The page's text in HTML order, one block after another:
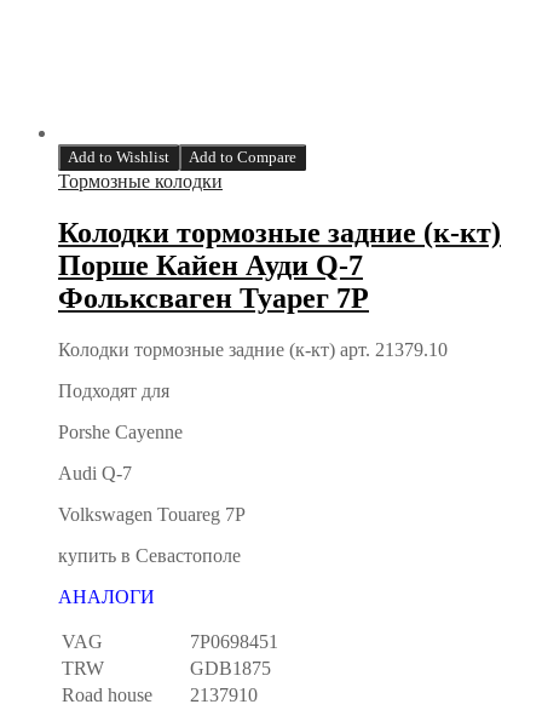
Add to Wishlist Add to Compare
Тормозные колодки
Колодки тормозные задние (к-кт)
Порше Кайен Ауди Q-7
Фольксваген Туарег 7P
Колодки тормозные задние (к-кт) арт. 21379.10
Подходят для
Porshe Cayenne
Audi Q-7
Volkswagen Touareg 7P
купить в Севастополе
АНАЛОГИ
VAG
7P0698451
TRW
GDB1875
Road house
2137910